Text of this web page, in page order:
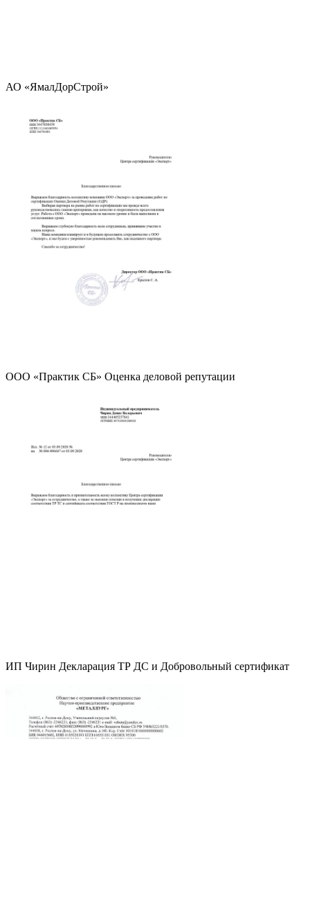
АО «ЯмалДорСтрой»
ООО «Практик СБ» Оценка деловой репутации
ИП Чирин Декларация ТР ДС и Добровольный сертификат